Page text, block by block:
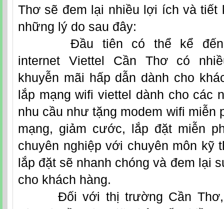
Thơ sẽ đem lại nhiều lợi ích và tiết
những lý do sau đây:
Đầu tiên có thể kể đến
internet Viettel Cần Thơcó
khuyễn mãi hấp dẫn dành cho
lắp mạng wifi viettel dành cho các
nhu cầu như tặng modem wifi miễn
mạng, giảm cước, lắp đặt miễn
chuyên nghiệp với chuyên môn kỹ
lắp đặt sẽ nhanh chóng và đem lại
cho khách hàng.
Đối với thị trường Cần Thơ,